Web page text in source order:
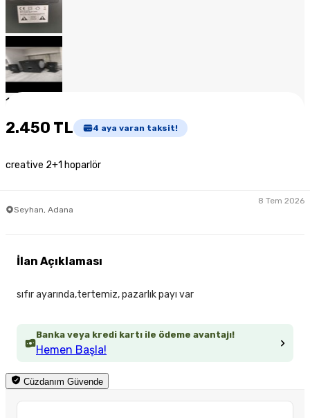
1
2.450 TL 4 aya varan taksit!
creative 2+1 hoparlör
Seyhan, Adana
8 Tem 2026
Banka veya kredi kartı ile ödeme avantajı!
Hemen Başla!
Cüzdanım Güvende
İlan Açıklaması
sıfır ayarında,tertemiz, pazarlık payı var